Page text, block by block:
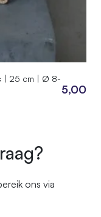
| 25 cm | Ø 8-
5,00
ons ​​via